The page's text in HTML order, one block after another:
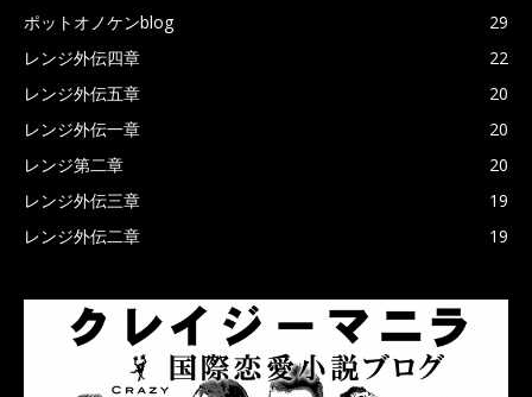
ポットオノケンblog
29
レンジ外伝四章
22
レンジ外伝五章
20
レンジ外伝一章
20
レンジ第二章
20
レンジ外伝三章
19
レンジ外伝二章
19